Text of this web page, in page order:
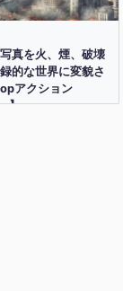
真を火、煙、破壊
的な世界に変貌さ
アクション
】